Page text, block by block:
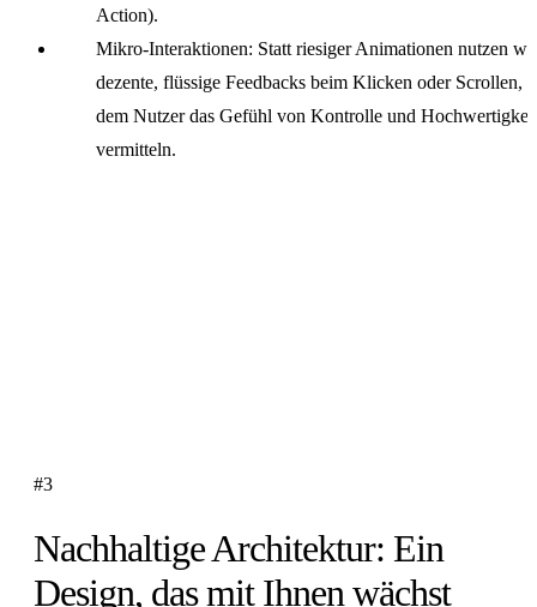
Action).
Mikro-Interaktionen: Statt riesiger Animationen nutzen wir
dezente, flüssige Feedbacks beim Klicken oder Scrollen,
dem Nutzer das Gefühl von Kontrolle und Hochwertigkeit
vermitteln.
#3
Nachhaltige Architektur: Ein
Design, das mit Ihnen wächst